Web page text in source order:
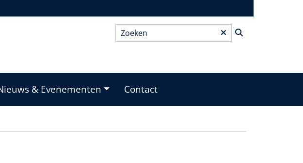
Zoeken*
& Evenementen Contact